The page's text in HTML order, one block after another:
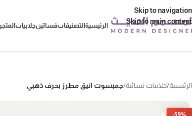
Skip to navigation
Skip to main content
الرئيسيةالتصنيفاتفساتينجلابياتالمتجر
الرئيسية/جلابيات نسائية/جمبسوت انيق مطرز بحرف ذهبي
-59%